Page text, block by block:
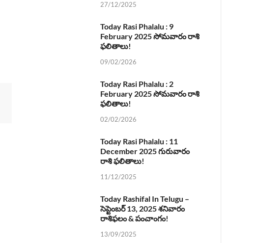
27/12/2025
Today Rasi Phalalu : 9
February 2025 సోమవారం రాశి
ఫలితాలు!
09/02/2026
Today Rasi Phalalu : 2
February 2025 సోమవారం రాశి
ఫలితాలు!
02/02/2026
Today Rasi Phalalu : 11
December 2025 గురువారం
రాశి ఫలితాలు!
11/12/2025
Today Rashifal In Telugu –
సెప్టెంబర్ 13, 2025 శనివారం
రాశిఫలం & పంచాంగం!
13/09/2025